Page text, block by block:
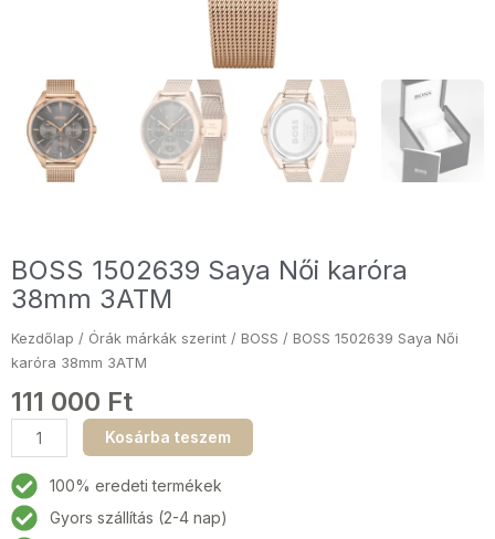
BOSS 1502639 Saya Női karóra
38mm 3ATM
Kezdőlap / Órák márkák szerint / BOSS / BOSS 1502639 Saya Női
karóra 38mm 3ATM
111 000 Ft
BOSS
1502639
Saya
Női
karóra
Kosárba teszem
100% eredeti termékek
Gyors szállítás (2-4 nap)